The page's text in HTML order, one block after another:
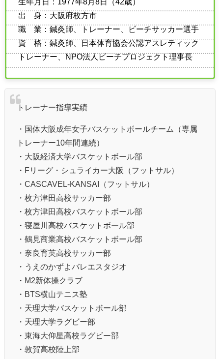
生年月日：1977年8月8日（42歳）
出 身：大阪府枚方市
職 業：鍼灸師、トレーナー、ビーチサッカー選手
資 格：鍼灸師、日本体育協会公認アスレティック
トレーナー、NPO法人ビーチプロジェクト理事長
トレーナー指導実績
・国体大阪成年女子バスケットボールチーム（専属
トレーナー10年間連続）
・大阪経済大学バスケットボール部
・Fリーグ・シュライカー大阪（フットサル）
・CASCAVEL-KANSAI（フットサル）
・枚方津田高校サッカー部
・枚方津田高校バスケットボール部
・寝屋川高校バスケットボール部
・鶴見商業高校バスケットボール部
・奈良育英高校サッカー部
・うえのかずよバレエスタジオ
・M2新体操クラブ
・BTS横山テニス塾
・天理大学バスケットボール部
・天理大学ラグビー部
・東海大仰星高校ラグビー部
・敦賀高校陸上部